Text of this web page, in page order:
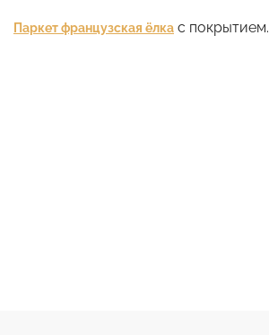
Паркет французская ёлка с покрытием.